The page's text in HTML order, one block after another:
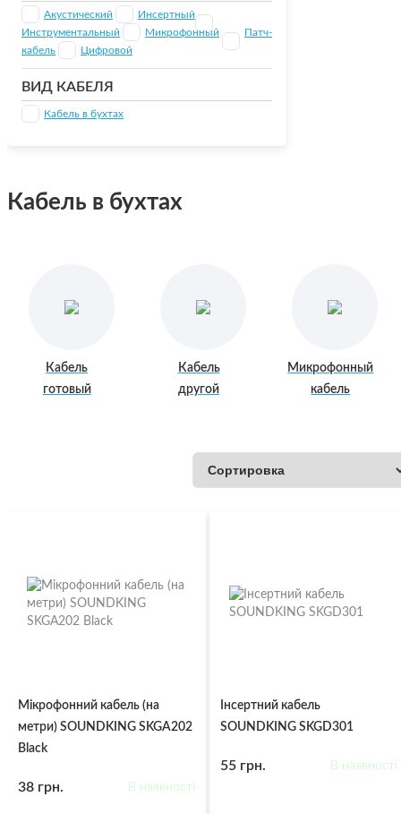
Акустический
Инсертный
Инструментальный
Микрофонный
Патч-
кабель
Цифровой
ВИД КАБЕЛЯ
Кабель в бухтах
Кабель в бухтах
Кабель
готовый
Кабель
другой
Микрофонный
кабель
Мікрофонний кабель (на
метри) SOUNDKING SKGA202
Black
38 грн. В наявності
Інсертний кабель
SOUNDKING SKGD301
55 грн. В наявності